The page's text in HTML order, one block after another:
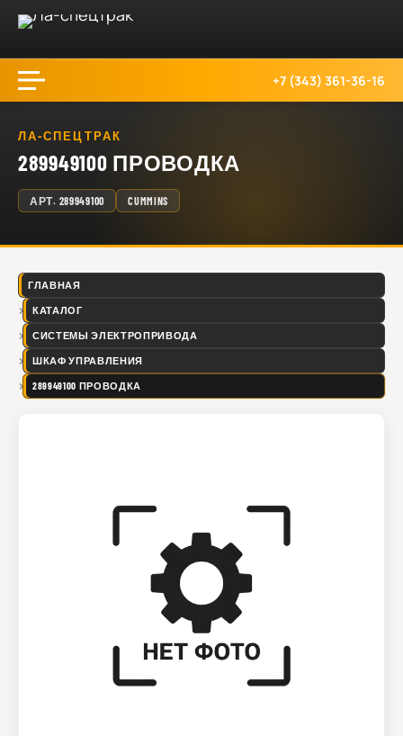
+7 (343) 361-36-16
ЛА-СПЕЦТРАК
289949100 ПРОВОДКА
АРТ. 289949100 CUMMINS
ГЛАВНАЯ
КАТАЛОГ
СИСТЕМЫ ЭЛЕКТРОПРИВОДА
ШКАФ УПРАВЛЕНИЯ
289949100 ПРОВОДКА